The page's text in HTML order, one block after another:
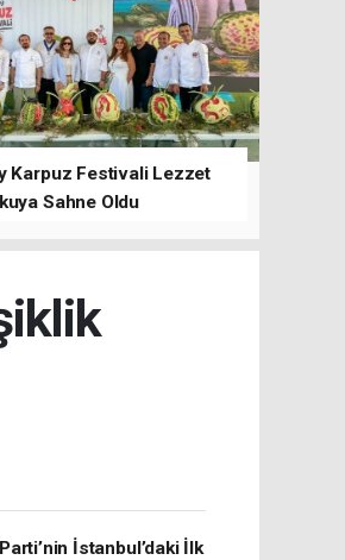
Karpuz Festivali Lezzet
Sahne Oldu
İstanbul’daki İlk